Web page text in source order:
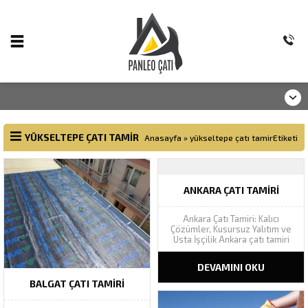
YÜKSELTEPE ÇATI TAMIR Anasayfa » yükseltepe çatı tamirEtiketi
BALGAT ÇATI TAMIRI
ANKARA ÇATI TAMIRI
Ankara Çatı Tamiri: Kalıcı
Çözümler, Kusursuz Yalıtım ve
Usta İşçilik Ankara çatı tamiri
projelerinizde Panleo Çatı
nem sorunlarına garantili
müdahale sunuyoruz. 🚨 Ankara
Çatı Tamiri Acil Destek Hattı 📍
Adres: Pamuklar Mh. Seval Cd.
DEVAMINI OKU